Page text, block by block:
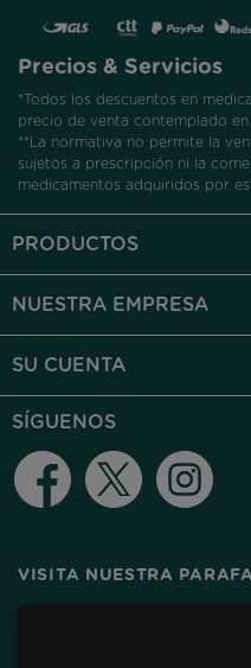
Precios & Servicios
*Todos los descuentos en
precio de venta contemplado
**La normativa no permite la
sujetos a prescripción ni la
medicamentos adquiridos por
PRODUCTOS
NUESTRA EMPRESA
SU CUENTA
SÍGUENOS
Facebook Twitter
VISITA NUESTRA